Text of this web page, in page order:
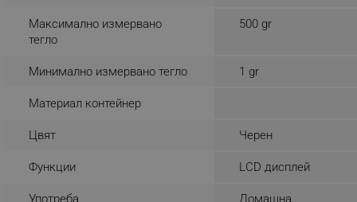
Максимално измервано
тегло
500 gr
Минимално измервано тегло 1 gr
Материал контейнер
Цвят Черен
Функции LCD дисплей
Употреба Домашна
rlv_g
rlv_e
rlv_h_profile